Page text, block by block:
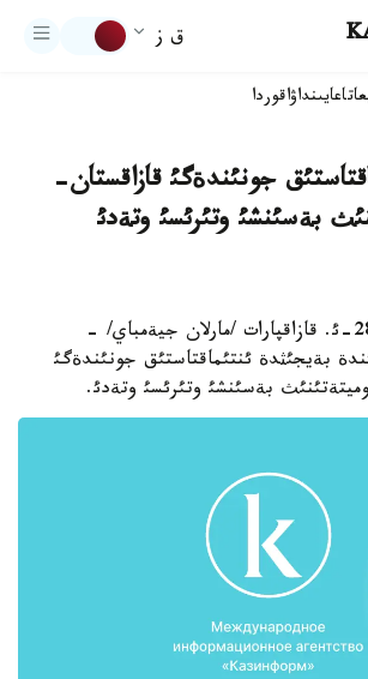
ق ز
تاعايىنداۋاقوردا
جونئندةگئ قازاقستان-
بةسئنشئ وتئرئسئ وتةدئ
استانا. قاراشانئث 28-ئ. قازاقپارات /مارلان جيةمباي/ -
4-ئندة بةيجئثدة ئنتئماقتاستئق جونئندةگئ
بةسئنشئ وتئرئسئ وتةدئ.